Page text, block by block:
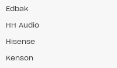
Edbak
HH Audio
Hisense
Kenson